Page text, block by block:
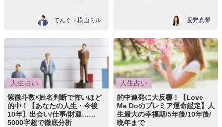
てんぐ・横山ミル 愛野真琴
人生占い
紫微斗数×姓名判断で怖いほど
的中！【あなたの人生・今後
10年】出会い/仕事/財運……
5000字超で徹底分析
人生占い
的中連発に大反響！【Love
Me Doのプレミア運命鑑定】人
生最大の幸福期/5年後/10年後/
晩年まで